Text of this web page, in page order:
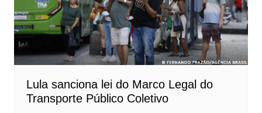
Lula sanciona lei do Marco Legal do
Transporte Público Coletivo